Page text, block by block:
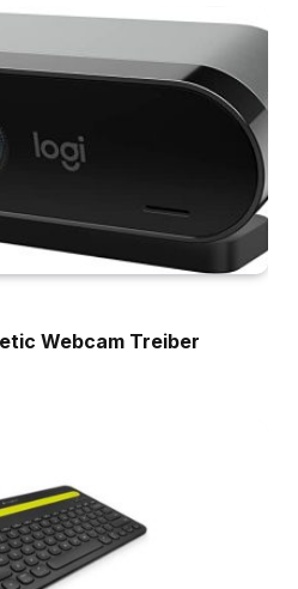
Webcam Treiber